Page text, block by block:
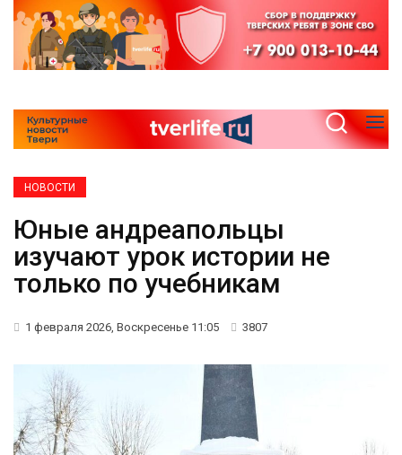
НОВОСТИ
Юные андреапольцы
изучают урок истории не
только по учебникам
1 февраля 2026, Воскресенье 11:05 3807